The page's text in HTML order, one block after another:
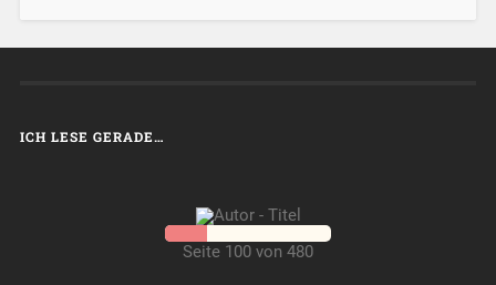
ICH LESE GERADE…
Seite 100 von 480